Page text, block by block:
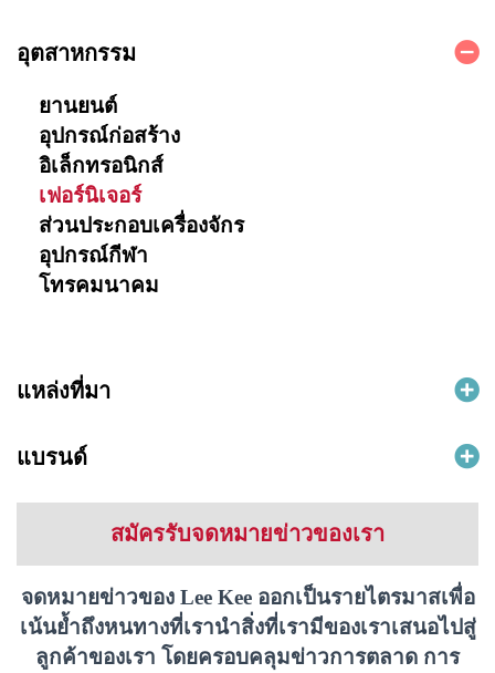
อุตสาหกรรม
ยานยนต์
อุปกรณ์ก่อสร้าง
อิเล็กทรอนิกส์
เฟอร์นิเจอร์
ส่วนประกอบเครื่องจักร
อุปกรณ์กีฬา
โทรคมนาคม
แหล่งที่มา
แบรนด์
สมัครรับจดหมายข่าวของเรา
จดหมายข่าวของ Lee Kee ออกเป็นรายไตรมาสเพื่อ
เน้นย้ำถึงหนทางที่เรานำสิ่งที่เรามีของเราเสนอไปสู่
ลูกค้าของเรา โดยครอบคลุมข่าวการตลาด การ